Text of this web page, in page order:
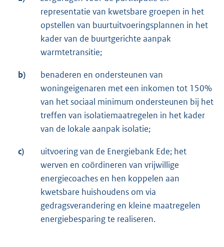
representatie van kwetsbare groepen in het
opstellen van buurtuitvoeringsplannen in het
kader van de buurtgerichte aanpak
warmtetransitie;
b)
benaderen en ondersteunen van
woningeigenaren met een inkomen tot 150%
van het sociaal minimum ondersteunen bij het
treffen van isolatiemaatregelen in het kader
van de lokale aanpak isolatie;
c)
uitvoering van de Energiebank Ede; het
werven en coördineren van vrijwillige
energiecoaches en hen koppelen aan
kwetsbare huishoudens om via
gedragsverandering en kleine maatregelen
energiebesparing te realiseren.